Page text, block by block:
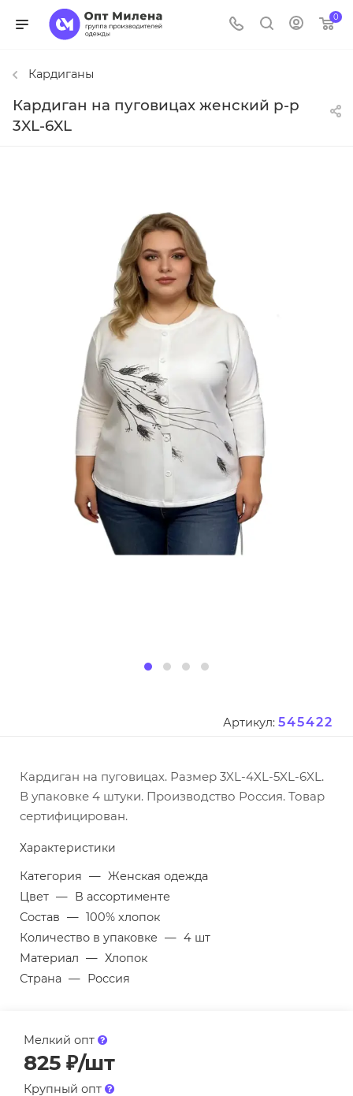
0
Кардиганы
Кардиган на пуговицах женский р-р
3XL-6XL
Артикул: 545422
Кардиган на пуговицах. Размер 3XL-4XL-5XL-6XL.
В упаковке 4 штуки. Производство Россия. Товар
сертифицирован.
Характеристики
Категория — Женская одежда
Цвет — В ассортименте
Состав — 100% хлопок
Количество в упаковке — 4 шт
Материал — Хлопок
Страна — Россия
Мелкий опт
825 ₽/шт
Крупный опт